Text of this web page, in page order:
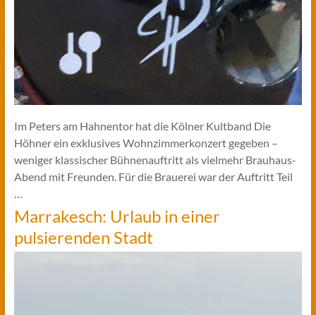
Im Peters am Hahnentor hat die Kölner Kultband Die
Höhner ein exklusives Wohnzimmerkonzert gegeben –
weniger klassischer Bühnenauftritt als vielmehr Brauhaus-
Abend mit Freunden. Für die Brauerei war der Auftritt Teil
…
Marrakesch: Urlaub in einer
pulsierenden Stadt